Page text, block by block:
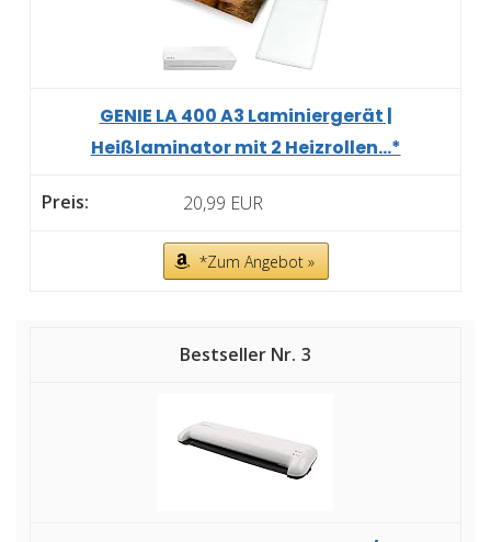
GENIE LA 400 A3 Laminiergerät |
Heißlaminator mit 2 Heizrollen...*
20,99 EUR
*Zum Angebot »
3